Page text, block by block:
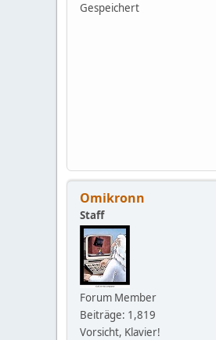
Gespeichert
Omikronn
Staff
Forum Member
Beiträge: 1,819
Vorsicht, Klavier!